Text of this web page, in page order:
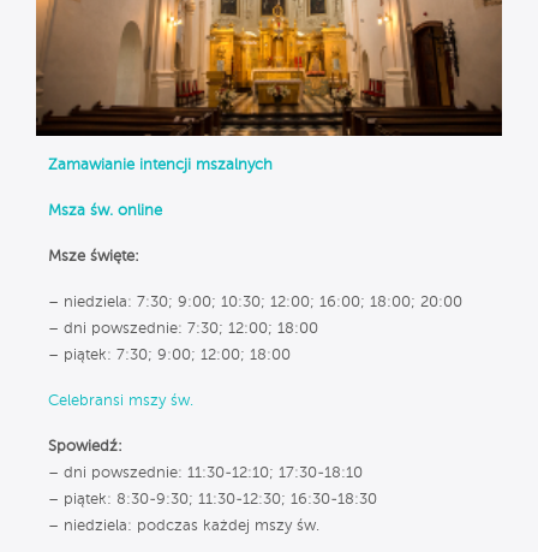
Zamawianie intencji mszalnych
Msza św. online
Msze święte:
– niedziela: 7:30; 9:00; 10:30; 12:00; 16:00; 18:00; 20:00
– dni powszednie: 7:30; 12:00; 18:00
– piątek: 7:30; 9:00; 12:00; 18:00
Celebransi mszy św.
Spowiedź:
– dni powszednie: 11:30-12:10; 17:30-18:10
– piątek: 8:30-9:30; 11:30-12:30; 16:30-18:30
– niedziela: podczas każdej mszy św.